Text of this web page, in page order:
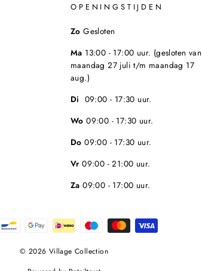
OPENINGSTIJDEN
Zo Gesloten
Ma 13:00 - 17:00 uur. (gesloten van
maandag 27 juli t/m maandag 17
aug.)
Di 09:00 - 17:30 uur.
Wo 09:00 - 17:30 uur.
Do 09:00 - 17:30 uur.
Vr 09:00 - 21:00 uur.
Za 09:00 - 17:00 uur.
© 2026 Village Collection